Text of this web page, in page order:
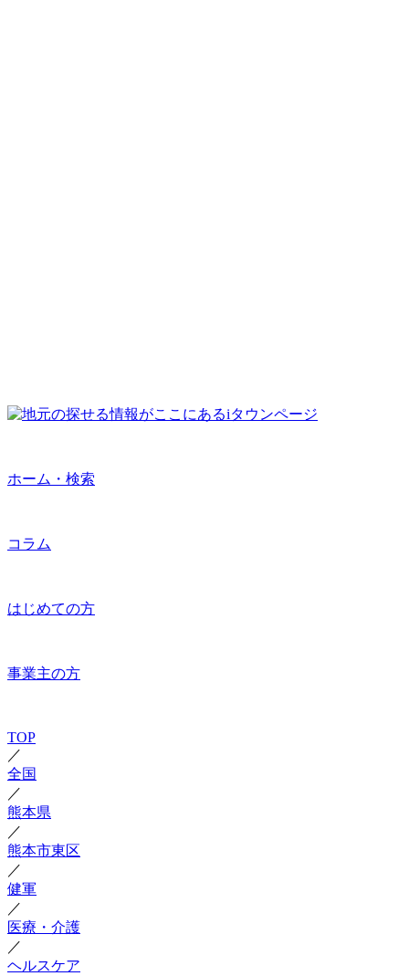
ホーム・検索
コラム
はじめての方
事業主の方
TOP
／
全国
／
熊本県
／
熊本市東区
／
健軍
／
医療・介護
／
ヘルスケア